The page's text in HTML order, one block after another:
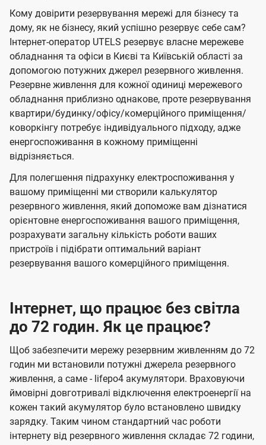
Кому довірити резервування мережі для бізнесу та
дому, як не бізнесу, який успішно резервує себе сам?
Інтернет-оператор UTELS резервує власне мережеве
обладнання та офіси в Києві та Київській області за
допомогою потужних джерел резервного живлення.
Резервне живлення для кожної одиниці мережевого
обладнання приблизно однакове, проте резервування
квартири/будинку/офісу/комерційного приміщення/
коворкінгу потребує індивідуального підходу, адже
енергоспоживання в кожному приміщенні
відрізняється.
Для полегшення підрахунку електроспоживання у
вашому приміщенні ми створили калькулятор
резервного живлення, який допоможе вам дізнатися
орієнтовне енергоспоживання вашого приміщення,
розрахувати загальну кількість роботи ваших
пристроїв і підібрати оптимальний варіант
резервування вашого комерційного приміщення.
Інтернет, що працює без світла
до 72 годин. Як це працює?
Щоб забезпечити мережу резервним живленням до 72
годин ми встановили потужні джерела резервного
живлення, а саме - lifepo4 акумулятори. Враховуючи
ймовірні довготривалі відключення електроенергії на
кожен такий акумулятор було встановлено швидку
зарядку. Таким чином стандартний час роботи
інтернету від резервного живлення складає 72 години,